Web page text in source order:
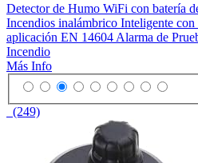
Detector de Humo WiFi con batería
Incendios inalámbrico Inteligente
aplicación EN 14604 Alarma de
Incendio
Más Info
(249)